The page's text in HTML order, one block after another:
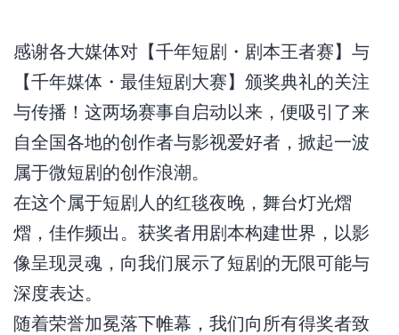
感谢各大媒体对【千年短剧・剧本王者赛】与
【千年媒体・最佳短剧大赛】颁奖典礼的关注
与传播！这两场赛事自启动以来，便吸引了来
自全国各地的创作者与影视爱好者，掀起一波
属于微短剧的创作浪潮。
在这个属于短剧人的红毯夜晚，舞台灯光熠
熠，佳作频出。获奖者用剧本构建世界，以影
像呈现灵魂，向我们展示了短剧的无限可能与
深度表达。
随着荣誉加冕落下帷幕，我们向所有得奖者致